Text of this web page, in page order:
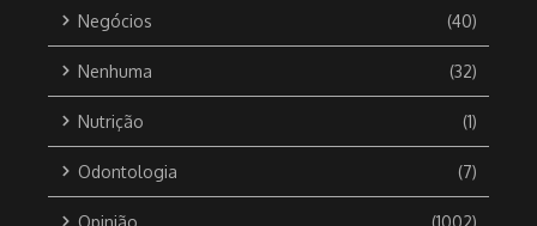
Negócios (40)
Nenhuma (32)
Nutrição (1)
Odontologia (7)
Opinião (1002)